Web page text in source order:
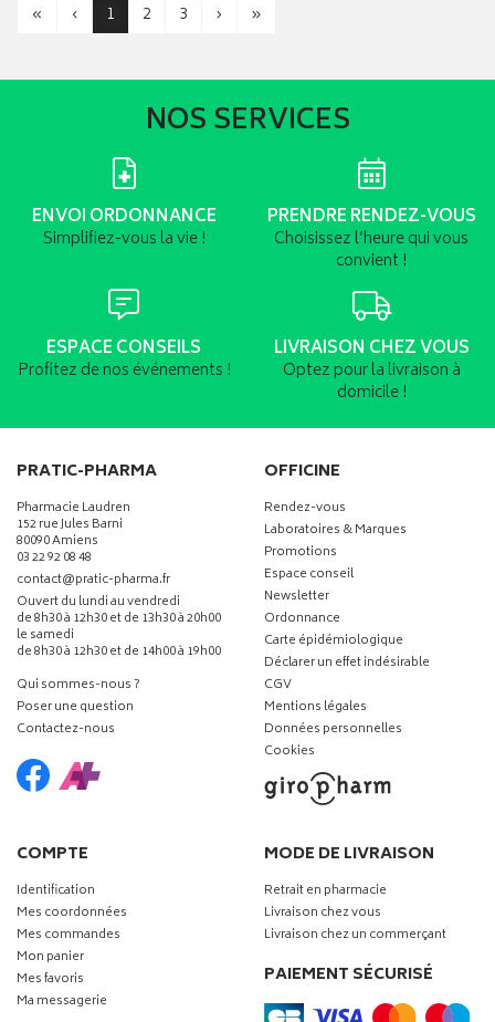
« ‹ 1 2 3 › »
NOS SERVICES
ENVOI ORDONNANCE
Simplifiez-vous la vie !
PRENDRE RENDEZ-VOUS
Choisissez l’heure qui vous
convient !
ESPACE CONSEILS
Profitez de nos événements !
LIVRAISON CHEZ VOUS
Optez pour la livraison à
domicile !
PRATIC-PHARMA
Pharmacie Laudren
152 rue Jules Barni
80090 Amiens
03 22 92 08 48
contact-
@-
pratic-pharma.fr
Ouvert du lundi au vendredi
de 8h30 à 12h30 et de 13h30 à 20h00
le samedi
de 8h30 à 12h30 et de 14h00 à 19h00
Qui sommes-nous ?
Poser une question
Contactez-nous
OFFICINE
Rendez-vous
Laboratoires & Marques
Promotions
Espace conseil
Newsletter
Ordonnance
Carte épidémiologique
Déclarer un effet indésirable
CGV
Mentions légales
Données personnelles
Cookies
COMPTE
Identification
Mes coordonnées
Mes commandes
Mon panier
Mes favoris
Ma messagerie
MODE DE LIVRAISON
Retrait en pharmacie
Livraison chez vous
Livraison chez un commerçant
PAIEMENT SÉCURISÉ